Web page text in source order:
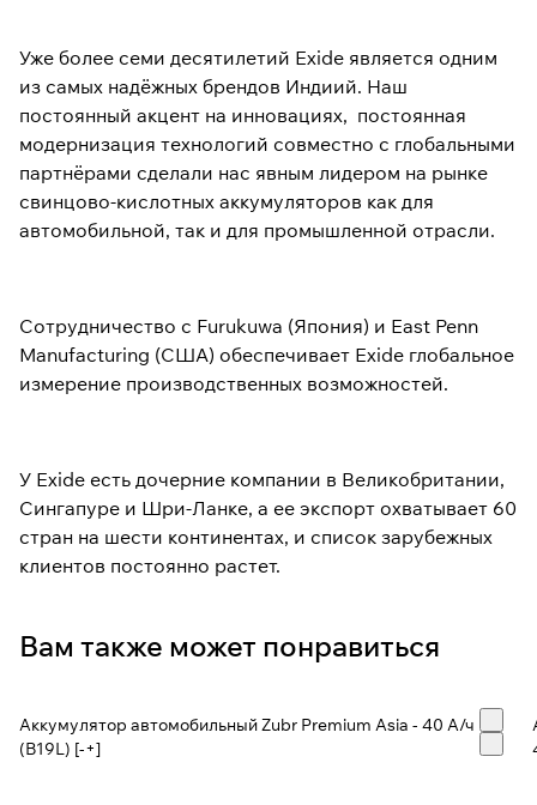
Уже более семи десятилетий Exide является одним
из самых надёжных брендов Индиий. Наш
постоянный акцент на инновациях, постоянная
модернизация технологий совместно с глобальными
партнёрами сделали нас явным лидером на рынке
свинцово-кислотных аккумуляторов как для
автомобильной, так и для промышленной отрасли.
Сотрудничество с Furukuwa (Япония) и East Penn
Manufacturing (США) обеспечивает Exide глобальное
измерение производственных возможностей.
У Exide есть дочерние компании в Великобритании,
Сингапуре и Шри-Ланке, а ее экспорт охватывает 60
стран на шести континентах, и список зарубежных
клиентов постоянно растет.
Вам также может понравиться
Аккумулятор автомобильный Zubr Premium Asia - 40 А/ч
(B19L) [-+]